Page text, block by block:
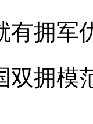
有拥军
双拥模